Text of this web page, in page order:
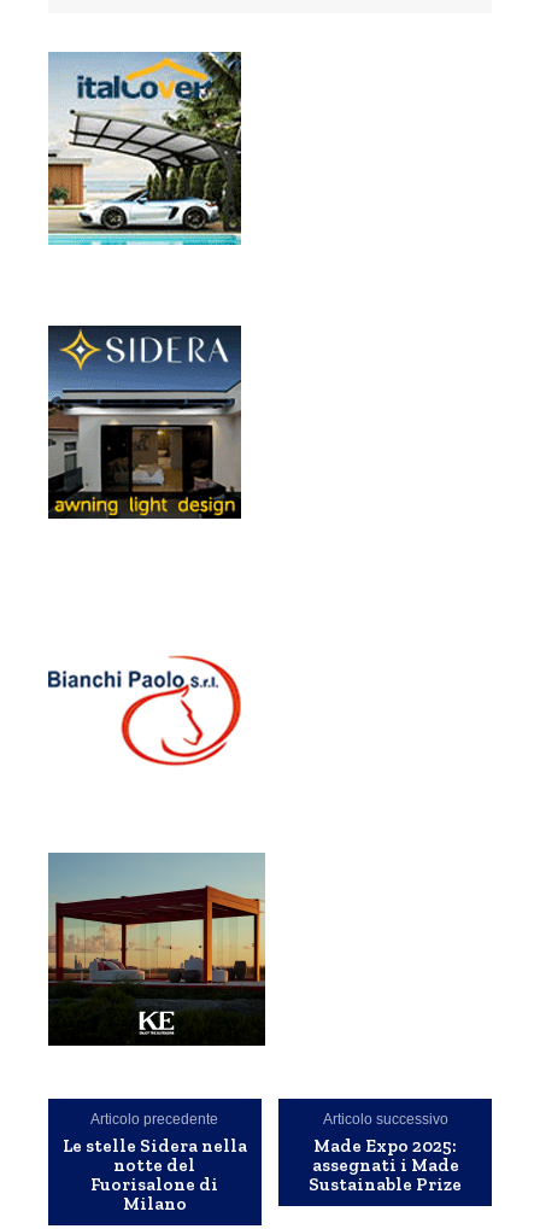
Articolo precedente
Le stelle Sidera nella
notte del
Fuorisalone di
Milano
Articolo successivo
Made Expo 2025:
assegnati i Made
Sustainable Prize